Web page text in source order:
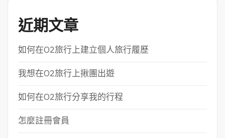
近期文章
如何在O2旅行上建立個人旅行履歷
我想在O2旅行上揪團出遊
如何在O2旅行分享我的行程
怎麼註冊會員